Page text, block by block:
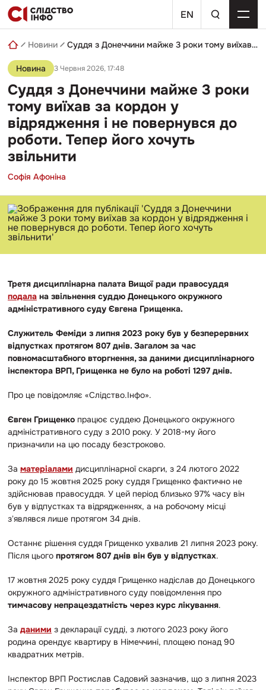
Skip
to
content
EN
пошуковий
запит
Новини Суддя з Донеччини майже 3 роки тому виїхав за кордон у відрядження і не повернувся до роботи. Тепер його хочуть звільнити
Новина 3 Червня 2026, 17:48
Суддя з Донеччини майже 3 роки
тому виїхав за кордон у
відрядження і не повернувся до
роботи. Тепер його хочуть
звільнити
Софія Афоніна
Третя дисциплінарна палата Вищої ради правосуддя
подала на звільнення суддю Донецького окружного
адміністративного суду Євгена Грищенка.
Служитель Феміди з липня 2023 року був у безперервних
відпустках протягом 807 днів. Загалом за час
повномасштабного вторгнення, за даними дисциплінарного
інспектора ВРП, Грищенка не було на роботі 1297 днів.
Про це повідомляє «Слідство.Інфо».
Євген Грищенко працює суддею Донецького окружного
адміністративного суду з 2010 року. У 2018-му його
призначили на цю посаду безстроково.
За матеріалами дисциплінарної скарги, з 24 лютого 2022
року до 15 жовтня 2025 року суддя Грищенко фактично не
здійснював правосуддя. У цей період близько 97% часу він
був у відпустках та відрядженнях, а на робочому місці
зʼявлявся лише протягом 34 днів.
Останнє рішення суддя Грищенко ухвалив 21 липня 2023 року.
Після цього протягом 807 днів він був у відпустках.
17 жовтня 2025 року суддя Грищенко надіслав до Донецького
окружного адміністративного суду повідомлення про
тимчасову непрацездатність через курс лікування.
За даними з декларації судді, з лютого 2023 року його
родина орендує квартиру в Німеччині, площею понад 90
квадратних метрів.
Інспектор ВРП Ростислав Садовий зазначив, що з липня 2023